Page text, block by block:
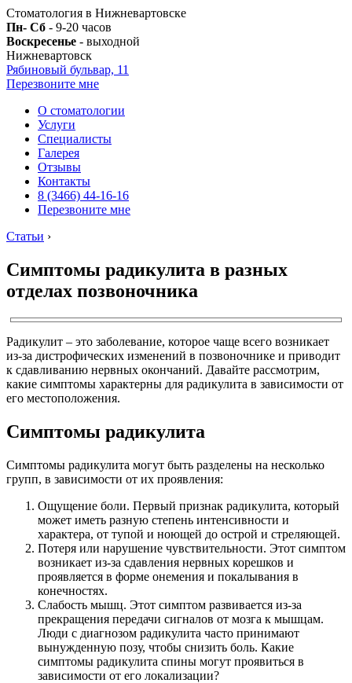
Стоматология в Нижневартовске
Пн- Сб - 9-20 часов
Воскресенье - выходной
Нижневартовск
Рябиновый бульвар, 11
Перезвоните мне
О стоматологии
Услуги
Специалисты
Галерея
Отзывы
Контакты
8 (3466) 44-16-16
Перезвоните мне
Статьи ›
Симптомы радикулита в разных
отделах позвоночника
Радикулит – это заболевание, которое чаще всего возникает
из-за дистрофических изменений в позвоночнике и приводит
к сдавливанию нервных окончаний. Давайте рассмотрим,
какие симптомы характерны для радикулита в зависимости от
его местоположения.
Симптомы радикулита
Симптомы радикулита могут быть разделены на несколько
групп, в зависимости от их проявления:
Ощущение боли. Первый признак радикулита, который
может иметь разную степень интенсивности и
характера, от тупой и ноющей до острой и стреляющей.
Потеря или нарушение чувствительности. Этот симптом
возникает из-за сдавления нервных корешков и
проявляется в форме онемения и покалывания в
конечностях.
Слабость мышц. Этот симптом развивается из-за
прекращения передачи сигналов от мозга к мышцам.
Люди с диагнозом радикулита часто принимают
вынужденную позу, чтобы снизить боль. Какие
симптомы радикулита спины могут проявиться в
зависимости от его локализации?